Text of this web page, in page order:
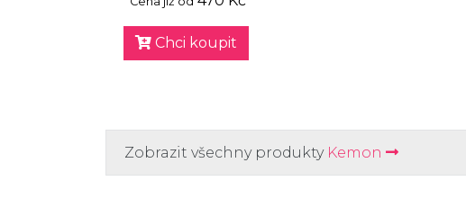
Chci koupit
Zobrazit všechny produkty Kemon